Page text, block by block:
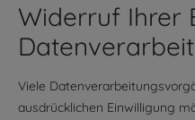
Widerruf Ihrer
Viele
ausdrücklichen Einwilligung